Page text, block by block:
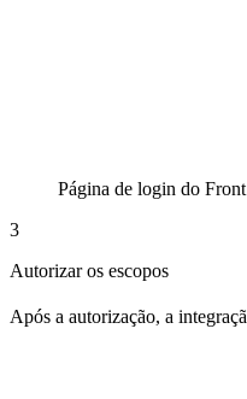
Página de login do Front
3
Autorizar os escopos
Após a autorização, a